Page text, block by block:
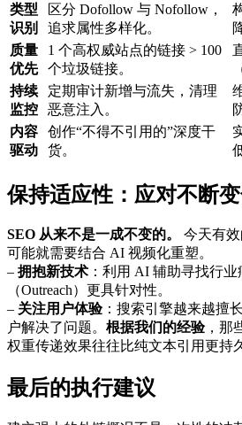
类型
识别
区分 Dofollow 与 Nofollow，
追求属性多样化。
质量
优先
1 个高权威站点的链接 > 100
个垃圾链接。
持续
监控
定期审计新增与流失，清理
恶意注入。
内容
驱动
创作“不得不引用的”深度干
货。
保持适应性：应对不断
SEO 从来不是一成不变的。
今天有
可能就需要结合 AI 视频化重塑。
– 拥抱新技术 ：利用 AI 辅助寻找行
（Outreach）更具针对性。
– 关注用户体验：搜索引擎越来越擅
户解决了问题。 根据我们的经验，那
权重传递效果往往比纯文本引用更持
最后的执行建议